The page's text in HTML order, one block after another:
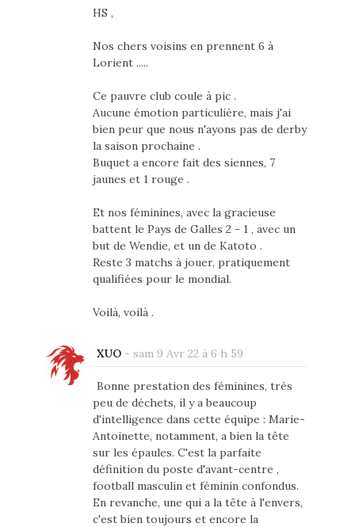
HS ,
Nos chers voisins en prennent 6 à
Lorient .....
Ce pauvre club coule à pic .
Aucune émotion particulière, mais j'ai
bien peur que nous n'ayons pas de derby
la saison prochaine .
Buquet a encore fait des siennes, 7
jaunes et 1 rouge .
Et nos féminines, avec la gracieuse
battent le Pays de Galles 2 - 1 , avec un
but de Wendie, et un de Katoto .
Reste 3 matchs à jouer, pratiquement
qualifiées pour le mondial.
Voilà, voilà .
XUO- sam 9 Avr 22 à 6 h 59
Bonne prestation des féminines, très
peu de déchets, il y a beaucoup
d'intelligence dans cette équipe : Marie-
Antoinette, notamment, a bien la tête
sur les épaules. C'est la parfaite
définition du poste d'avant-centre ,
football masculin et féminin confondus.
En revanche, une qui a la tête à l'envers,
c'est bien toujours et encore la